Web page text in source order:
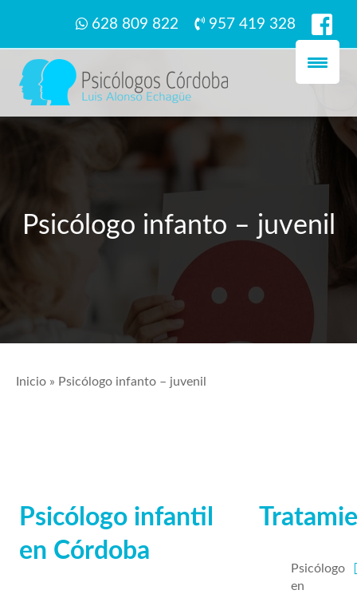
628 809 822 957 419 328
Psicólogo infanto – juvenil
Inicio » Psicólogo infanto – juvenil
Psicólogo infantil
en Córdoba
Psicólogo
en